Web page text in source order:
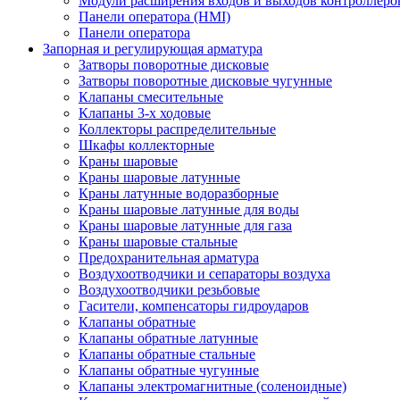
Панели оператора (HMI)
Панели оператора
Запорная и регулирующая арматура
Затворы поворотные дисковые
Затворы поворотные дисковые чугунные
Клапаны смесительные
Клапаны 3-х ходовые
Коллекторы распределительные
Шкафы коллекторные
Краны шаровые
Краны шаровые латунные
Краны латунные водоразборные
Краны шаровые латунные для воды
Краны шаровые латунные для газа
Краны шаровые стальные
Предохранительная арматура
Воздухоотводчики и сепараторы воздуха
Воздухоотводчики резьбовые
Гасители, компенсаторы гидроударов
Клапаны обратные
Клапаны обратные латунные
Клапаны обратные стальные
Клапаны обратные чугунные
Клапаны электромагнитные (соленоидные)